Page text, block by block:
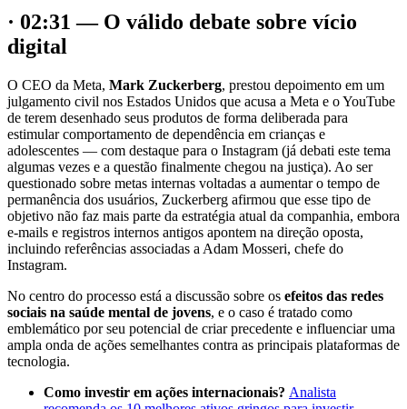
· 02:31 — O válido debate sobre vício
digital
O CEO da Meta, Mark Zuckerberg, prestou depoimento em um
julgamento civil nos Estados Unidos que acusa a Meta e o YouTube
de terem desenhado seus produtos de forma deliberada para
estimular comportamento de dependência em crianças e
adolescentes — com destaque para o Instagram (já debati este tema
algumas vezes e a questão finalmente chegou na justiça). Ao ser
questionado sobre metas internas voltadas a aumentar o tempo de
permanência dos usuários, Zuckerberg afirmou que esse tipo de
objetivo não faz mais parte da estratégia atual da companhia, embora
e-mails e registros internos antigos apontem na direção oposta,
incluindo referências associadas a Adam Mosseri, chefe do
Instagram.
No centro do processo está a discussão sobre os efeitos das redes
sociais na saúde mental de jovens, e o caso é tratado como
emblemático por seu potencial de criar precedente e influenciar uma
ampla onda de ações semelhantes contra as principais plataformas de
tecnologia.
Como investir em ações internacionais? Analista